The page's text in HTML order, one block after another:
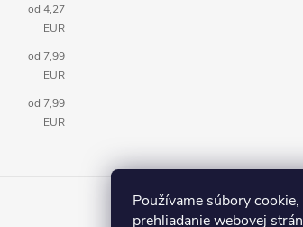
Používame súbory
prehliadanie webovej
od 4,27
EUR
od 7,99
EUR
od 7,99
EUR